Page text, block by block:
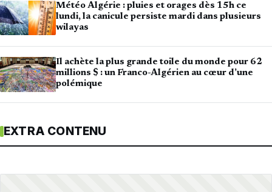
Météo Algérie : pluies et orages dès 15h ce
lundi, la canicule persiste mardi dans plusieurs
wilayas
Il achète la plus grande toile du monde pour 62
millions $ : un Franco-Algérien au cœur d’une
polémique
EXTRA CONTENU